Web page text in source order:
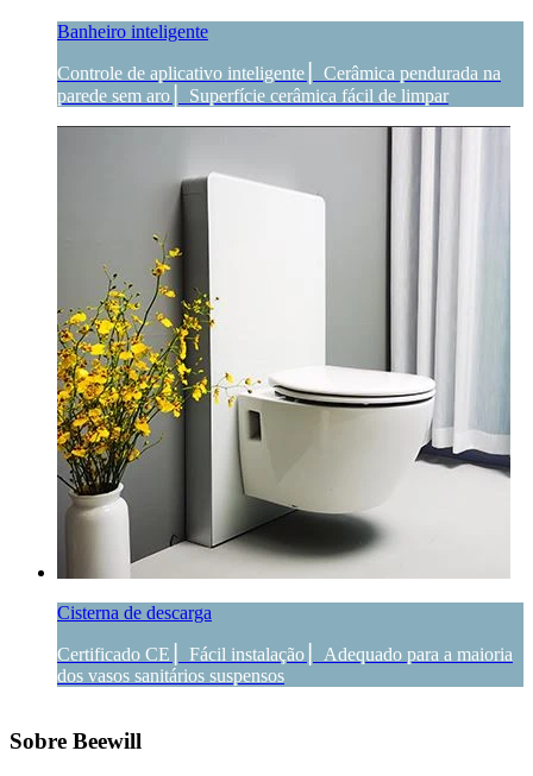
Banheiro inteligente
Controle de aplicativo inteligente ▏Cerâmica pendurada na
parede sem aro ▏Superfície cerâmica fácil de limpar
Cisterna de descarga
Certificado CE ▏Fácil instalação ▏Adequado para a maioria
dos vasos sanitários suspensos
Sobre Beewill